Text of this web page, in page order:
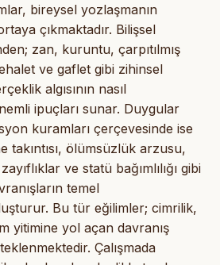
bireysel yozlaşmanın
çıkmaktadır. Bilişsel
zan, kuruntu, çarpıtılmış
ve gaflet gibi zihinsel
algısının nasıl
ipuçları sunar. Duygular
kuramları çerçevesinde ise
takıntısı, ölümsüzlük arzusu,
ve statü bağımlılığı gibi
temel
Bu tür eğilimler; cimrilik,
yitimine yol açan davranış
Çalışmada